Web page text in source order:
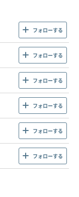
フォローする
フォローする
フォローする
フォローする
フォローする
フォローする